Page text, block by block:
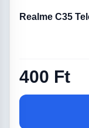
Realme C35
400 Ft